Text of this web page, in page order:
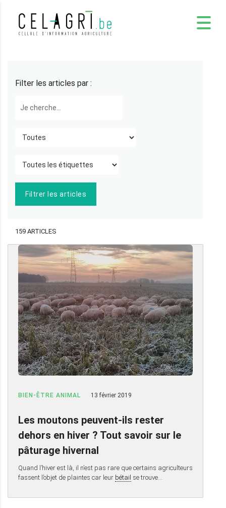
Filter les articles par :
159 ARTICLES
BIEN-ÊTRE ANIMAL 13 février 2019
Les moutons peuvent-ils rester
dehors en hiver ? Tout savoir sur le
pâturage hivernal
Quand l’hiver est là, il n’est pas rare que certains agriculteurs
fassent l’objet de plaintes car leur bétail se trouve…